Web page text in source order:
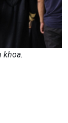
khoa.